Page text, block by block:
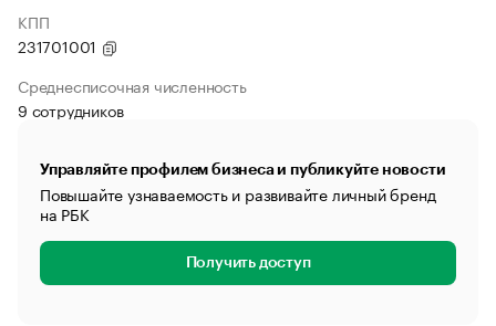
КПП
231701001
Среднесписочная численность
9 сотрудников
Управляйте профилем бизнеса и публикуйте новости
Повышайте узнаваемость и развивайте личный бренд
на РБК
Получить доступ